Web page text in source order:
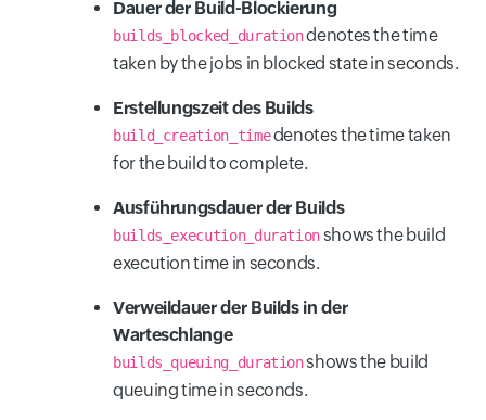
Dauer der Build-Blockierung
builds_blocked_durationdenotes the time
taken by the jobs in blocked state in seconds.
Erstellungszeit des Builds
build_creation_timedenotes the time taken
for the build to complete.
Ausführungsdauer der Builds
builds_execution_durationshows the build
execution time in seconds.
Verweildauer der Builds in der
Warteschlange
builds_queuing_durationshows the build
queuing time in seconds.